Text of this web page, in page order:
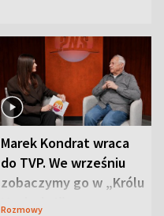
Marek Kondrat wraca
do TVP. We wrześniu
zobaczymy go w „Królu
Maciusiu I”
Rozmowy